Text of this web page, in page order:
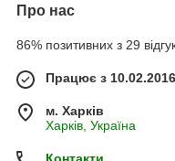
Про нас
86% позитивних з 29
Працює з 10.02.2016
м. Харків
Харків, Україна